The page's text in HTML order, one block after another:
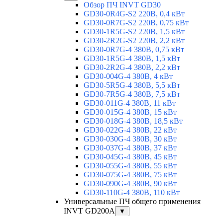
Обзор ПЧ INVT GD30
GD30-0R4G-S2 220В, 0,4 кВт
GD30-0R7G-S2 220В, 0,75 кВт
GD30-1R5G-S2 220В, 1,5 кВт
GD30-2R2G-S2 220В, 2,2 кВт
GD30-0R7G-4 380В, 0,75 кВт
GD30-1R5G-4 380В, 1,5 кВт
GD30-2R2G-4 380В, 2,2 кВт
GD30-004G-4 380В, 4 кВт
GD30-5R5G-4 380В, 5,5 кВт
GD30-7R5G-4 380В, 7,5 кВт
GD30-011G-4 380В, 11 кВт
GD30-015G-4 380В, 15 кВт
GD30-018G-4 380В, 18,5 кВт
GD30-022G-4 380В, 22 кВт
GD30-030G-4 380В, 30 кВт
GD30-037G-4 380В, 37 кВт
GD30-045G-4 380В, 45 кВт
GD30-055G-4 380В, 55 кВт
GD30-075G-4 380В, 75 кВт
GD30-090G-4 380В, 90 кВт
GD30-110G-4 380В, 110 кВт
Универсальные ПЧ общего применения
INVT GD200A
▼